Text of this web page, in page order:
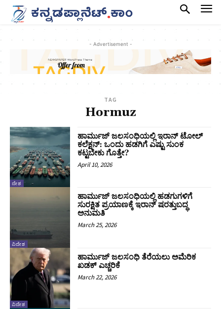
- Advertisement -
TAG
Hormuz
ದೇಶ
ಹಾರ್ಮುಜ್ ಜಲಸಂಧಿಯಲ್ಲಿ ಇರಾನ್ ಟೋಲ್‌
ಕಲೆಕ್ಷನ್: ಒಂದು ಹಡಗಿಗೆ ಎಷ್ಟು ಸುಂಕ
ಕಟ್ಟಬೇಕು ಗೊತ್ತೇ?
April 10, 2026
ವಿದೇಶ
ಹಾರ್ಮುಜ್ ಜಲಸಂಧಿಯಲ್ಲಿ ಹಡಗುಗಳಿಗೆ
ಸುರಕ್ಷಿತ ಪ್ರಯಾಣಕ್ಕೆ ಇರಾನ್ ಷರತ್ತುಬದ್ಧ
ಅನುಮತಿ
March 25, 2026
ವಿದೇಶ
ಹಾರ್ಮುಜ್‌ ಜಲಸಂಧಿ ತೆರೆಯಲು ಅಮೆರಿಕ
ಖಡಕ್‌ ಎಚ್ಚರಿಕೆ
March 22, 2026